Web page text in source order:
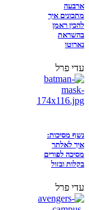
ארבעה
מתכונים איך
להכין ראמן
בהשראת
נארוטו
עדי פרל
נשף מסיכות:
איך לאלתר
מסיכה לפורים
בקלות ובזול
עדי פרל